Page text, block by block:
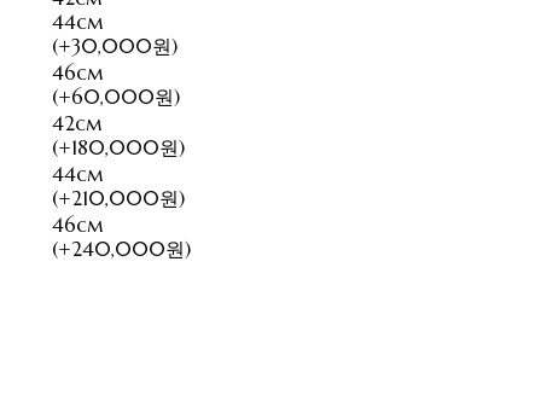
44cm
(+30,000원)
46cm
(+60,000원)
42cm
(+180,000원)
44cm
(+210,000원)
46cm
(+240,000원)